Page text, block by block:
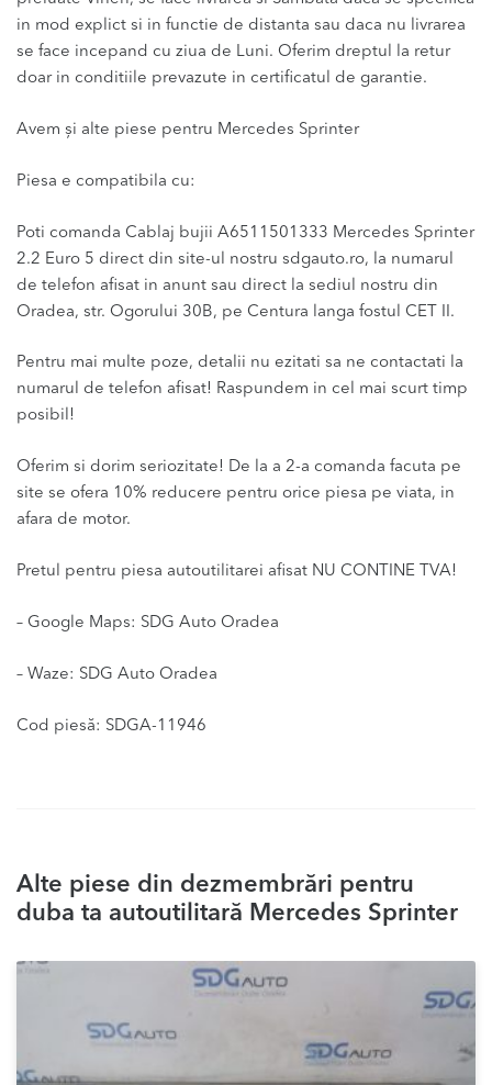
in mod explict si in functie de distanta sau daca nu livrarea
se face incepand cu ziua de Luni. Oferim dreptul la retur
doar in conditiile prevazute in certificatul de garantie.
Avem și alte piese pentru Mercedes Sprinter
Piesa e compatibila cu:
Poti comanda Cablaj bujii A6511501333 Mercedes Sprinter
2.2 Euro 5 direct din site-ul nostru sdgauto.ro, la numarul
de telefon afisat in anunt sau direct la sediul nostru din
Oradea, str. Ogorului 30B, pe Centura langa fostul CET II.
Pentru mai multe poze, detalii nu ezitati sa ne contactati la
numarul de telefon afisat! Raspundem in cel mai scurt timp
posibil!
Oferim si dorim seriozitate! De la a 2-a comanda facuta pe
site se ofera 10% reducere pentru orice piesa pe viata, in
afara de motor.
Pretul pentru piesa autoutilitarei afisat NU CONTINE TVA!
– Google Maps: SDG Auto Oradea
– Waze: SDG Auto Oradea
Cod piesă: SDGA-11946
Alte piese din dezmembrări pentru
duba ta autoutilitară Mercedes Sprinter